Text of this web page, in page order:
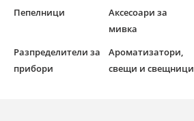
Пепелници
Аксесоари за
мивка
Разпределители за
прибори
Ароматизатори,
свещи и свещници